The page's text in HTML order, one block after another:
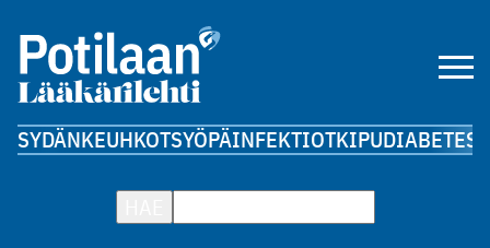
SYDÄNKEUHKOTSYÖPÄINFEKTIOTKIPUDIABETES